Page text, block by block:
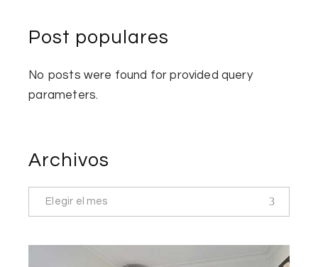
Post populares
No posts were found for provided query
parameters.
Archivos
Elegir el mes